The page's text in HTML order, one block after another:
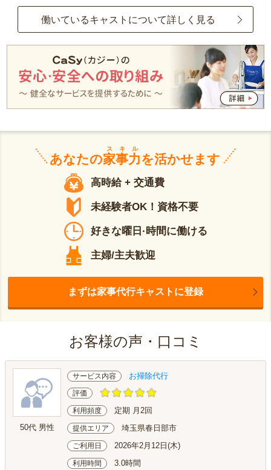
働いているキャストについて詳しく見る
あなたの家事力
スキル
を活かせます
高時給 + 交通費
未経験者OK！資格不要
好きな曜日·時間に働ける
主婦/主夫歓迎
まずは家事代行キャストに登録
お客様の声・口コミ
50代 男性
サービス内容 お掃除代行
評価
利用頻度 定期 月2回
提供エリア 埼玉県春日部市
ご利用日 2026年2月12日(木)
利用時間 3.0時間